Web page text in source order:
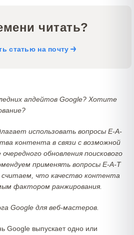
читать?
статью на почту
апдейтов Google? Хотите
использовать вопросы E-A-
контента в связи с возможной
обновления поискового
применять вопросы E-A-T
что качество контента
фактором ранжирования.
Google для веб-мастеров.
Google выпускает одно или